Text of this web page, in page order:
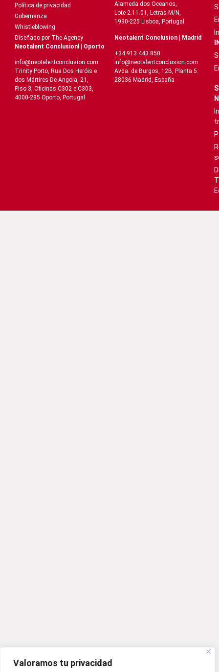
Valoramos tu privacidad
Política de privacidad
Gobernanza
Whistleblowing
Diseñado por The Agency
Neotalent Conclusionl | Oporto
info@neotalentconclusion.com
Trinity Porto, Rua Dos Heróis e
dos Mártires De Angola, 21,
Piso 3, Oficinas C302 e C303,
4000-285 Oporto, Portugal
Alameda dos Oceanos,
Lote 2.11.01, Letras M/N,
1990-225 Lisboa, Portugal
Neotalent Conclusion | Madrid
+34 913 443 850
info@neotalentconclusion.com
Avda. de Burgos, 12B, Planta 5.
28036 Madrid, España